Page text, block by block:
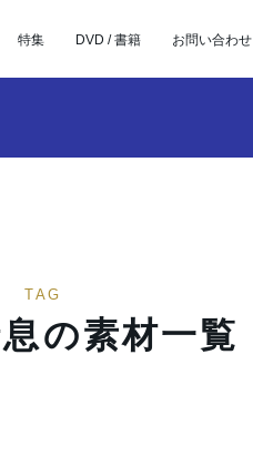
特集 DVD / 書籍 お問い合わせ
TAG
の素材一覧